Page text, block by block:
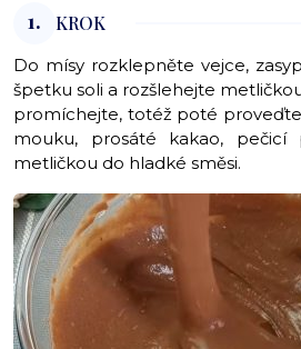
1. KROK
Do mísy rozklepněte vejce,
špetku soli a rozšlehejte
promíchejte, totéž poté
mouku, prosáté kakao, pečicí
metličkou do hladké směsi.